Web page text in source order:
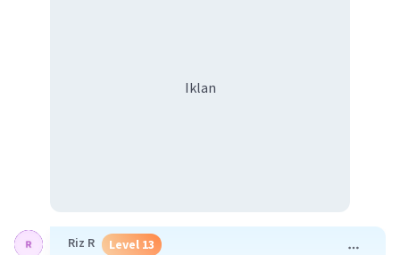
Iklan
Riz R Level 13